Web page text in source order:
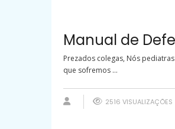
Manual de
Prezados colegas, Nós
que sofremos ...
2516 VISUALIZAÇÕES